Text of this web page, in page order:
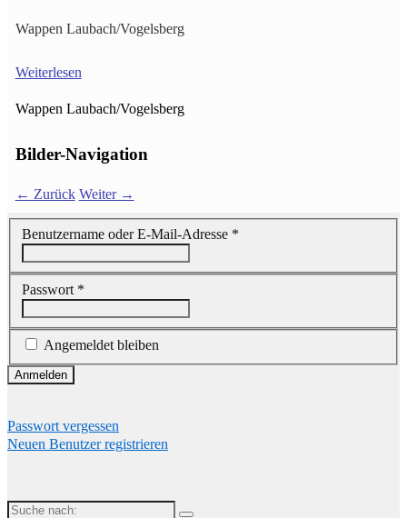
Wappen Laubach/Vogelsberg
Weiterlesen
Wappen Laubach/Vogelsberg
Bilder-Navigation
← Zurück Weiter →
Benutzername oder E-Mail-Adresse *
Passwort *
Angemeldet bleiben
Passwort vergessen
Neuen Benutzer registrieren
Suche